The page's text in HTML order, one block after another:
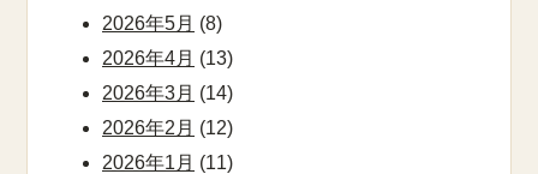
2026年5月 (8)
2026年4月 (13)
2026年3月 (14)
2026年2月 (12)
2026年1月 (11)